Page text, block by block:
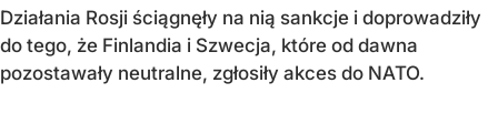
Działania Rosji ściągnęły na nią sankcje i doprowadziły
do tego, że Finlandia i Szwecja, które od dawna
pozostawały neutralne, zgłosiły akces do NATO.